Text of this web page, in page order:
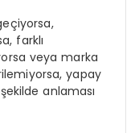
farklı
veya marka
yapay
anlaması